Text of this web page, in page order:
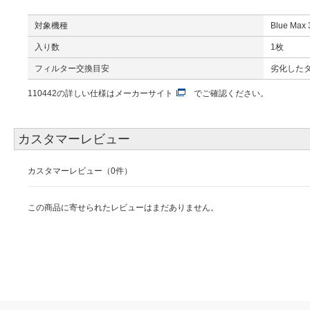
対象機種 Blue Max
入り数 1枚
フィルター交換目安 劣化した
110442の詳しい仕様は メーカーサイト でご確認ください。
カスタマーレビュー
カスタマーレビュー（0件）
この商品に寄せられたレビューはまだありません。